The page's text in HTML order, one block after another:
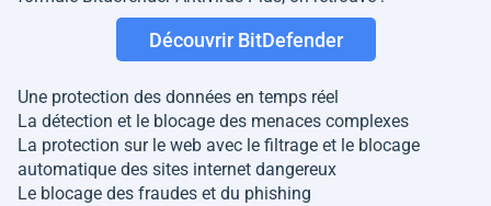
Découvrir BitDefender
Une protection des données en temps réel
La détection et le blocage des menaces complexes
La protection sur le web avec le filtrage et le blocage
automatique des sites internet dangereux
Le blocage des fraudes et du phishing